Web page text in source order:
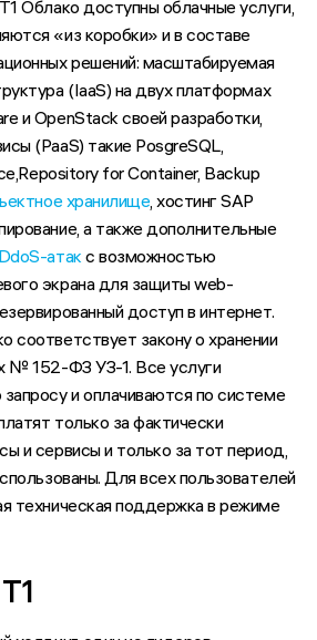
Облако доступны облачные услуги,
«из коробки» и в составе
решений: масштабируемая
(IaaS) на двух платформах
и OpenStack своей разработки,
(PaaS) такие PosgreSQL,
for Container, Backup
хранилище, хостинг SAP
а также дополнительные
атакс возможностью
экрана для защиты web-
доступ в интернет.
соответствует закону о хранении
№ 152-ФЗ УЗ-1. Все услуги
и оплачиваются по системе
только за фактически
и сервисы и только за тот период,
Для всех пользователей
техническая поддержка в режиме